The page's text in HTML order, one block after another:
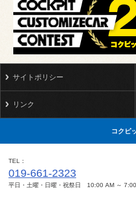
サイトポリシー
リンク
コクピ
TEL
019-661-2323
平日・土曜・日曜・祝祭日 10:00 AM ～